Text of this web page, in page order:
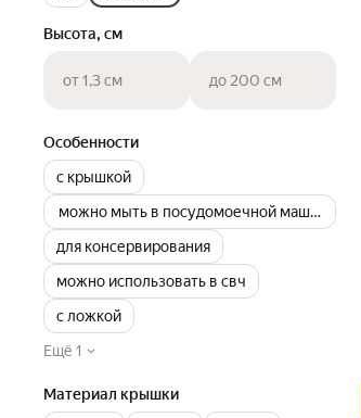
Высота, см
от 1,3 см до 200 см
Особенности
с крышкой
можно мыть в посудомоечной машине
для консервирования
можно использовать в свч
с ложкой
Ещё 1
Материал крышки